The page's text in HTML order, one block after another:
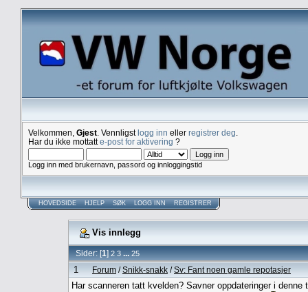
Velkommen, Gjest . Vennligstlogg inn eller registrer deg
Har du ikke mottatte-post for aktivering ?
Logg inn med brukernavn, passord og innloggingstid
HOVEDSIDE HJELP SØK LOGG INN REGISTRER
Vis innlegg
Sider: [1]2 3 ...25
1 Forum /Snikk-snakk /Sv: Fant noen gamle repotasjer
Har scanneren tatt kvelden? Savner oppdateringer i